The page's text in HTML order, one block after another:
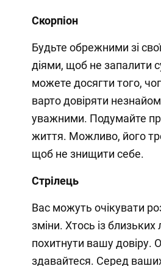
Скорпіон
Будьте обрежними зі
діями, щоб не запалити
можете досягти того,
варто довіряти
уважними. Подумайте
життя. Можливо, його
щоб не знищити себе.
Стрілець
Вас можуть очікувати
зміни. Хтось із
похитнути вашу довіру.
здавайтеся. Серед